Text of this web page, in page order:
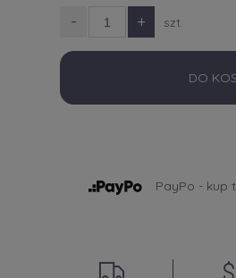
- + szt.
DO
PayPo - kup